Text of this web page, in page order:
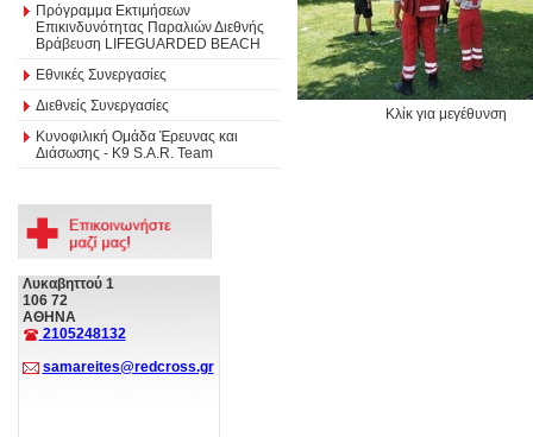
Πρόγραμμα Εκτιμήσεων
Επικινδυνότητας Παραλιών Διεθνής
Βράβευση LIFEGUARDED BEACH
Εθνικές Συνεργασίες
Διεθνείς Συνεργασίες
Κυνοφιλική Ομάδα Έρευνας και
Διάσωσης - Κ9 S.A.R. Team
Λυκαβηττού 1
106 72
ΑΘΗΝΑ
2105248132
samareites@redcross.gr
Κλίκ για μεγέθυνση